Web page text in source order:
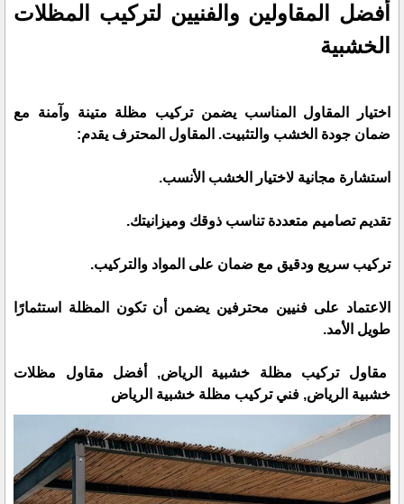
أفضل المقاولين والفنيين لتركيب المظلات
الخشبية
اختيار المقاول المناسب يضمن تركيب مظلة متينة وآمنة مع
ضمان جودة الخشب والتثبيت. المقاول المحترف يقدم:
استشارة مجانية لاختيار الخشب الأنسب.
تقديم تصاميم متعددة تناسب ذوقك وميزانيتك.
تركيب سريع ودقيق مع ضمان على المواد والتركيب.
الاعتماد على فنيين محترفين يضمن أن تكون المظلة استثمارًا
طويل الأمد.
مقاول تركيب مظلة خشبية الرياض, أفضل مقاول مظلات
خشبية الرياض, فني تركيب مظلة خشبية الرياض